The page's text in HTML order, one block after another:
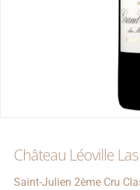
Château Léoville
Saint-Julien 2ème Cru